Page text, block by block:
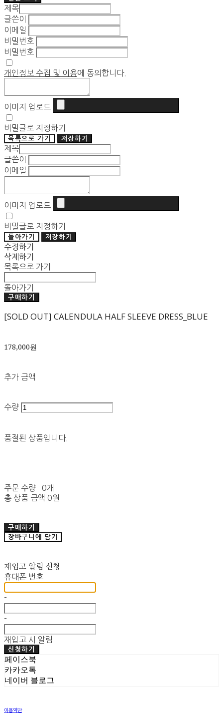
제목
글쓴이
이메일
비밀번호
비밀번호
개인정보 수집 및 이용에 동의합니다.
이미지 업로드
비밀글로 지정하기
목록으로 가기 저장하기
제목
글쓴이
이메일
이미지 업로드
비밀글로 지정하기
돌아가기 저장하기
수정하기
삭제하기
목록으로 가기
돌아가기
구매하기
[SOLD OUT] CALENDULA HALF SLEEVE DRESS_BLUE
178,000원
추가 금액
수량
품절된 상품입니다.
주문 수량
0개
총 상품 금액 0원
구매하기
장바구니에 담기
재입고 알림 신청
휴대폰 번호
-
-
재입고 시 알림
신청하기
페이스북
카카오톡
네이버 블로그
이용약관